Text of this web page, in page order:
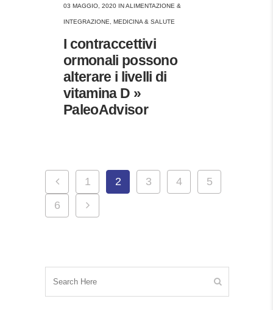
03 MAGGIO, 2020 INALIMENTAZIONE &
INTEGRAZIONE MEDICINA & SALUTE
I contraccettivi
ormonali possono
alterare i livelli di
vitamina D »
PaleoAdvisor
1 2 3 4
5
6